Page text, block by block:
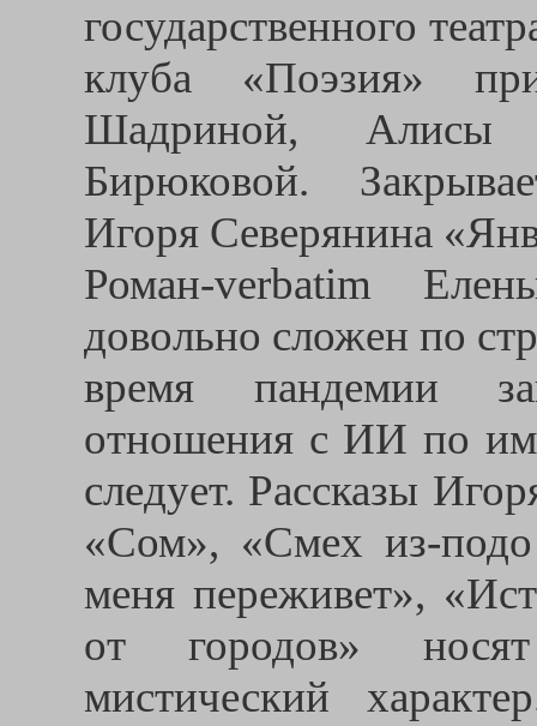
государственного
клуба «Поэзия»
Шадриной, Алисы
Бирюковой.
Игоря Северянина
Роман-verbatim
довольно сложен по
время пандемии
отношения с ИИ по
следует. Рассказы
«Сом», «Смех из-
меня переживет»,
от городов»
мистический